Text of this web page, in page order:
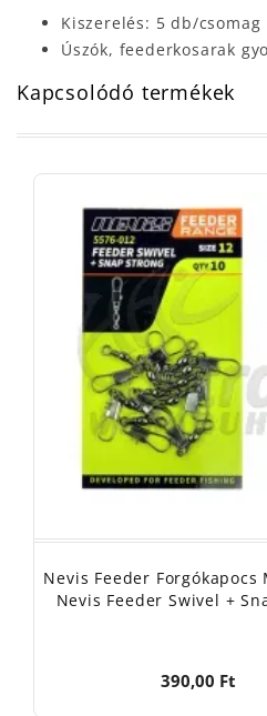
Kiszerelés: 5 db/csomag
Úszók, feederkosarak
Kapcsolódó termékek
Nevis Feeder Forgókapocs
Nevis Feeder Swivel +
390,00 Ft